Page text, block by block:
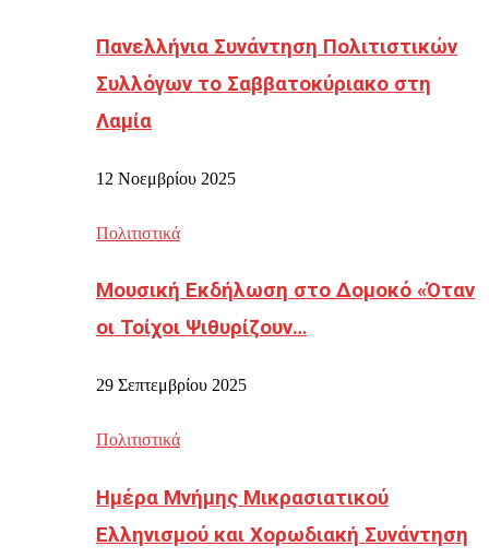
Πανελλήνια Συνάντηση Πολιτιστικών
Συλλόγων το Σαββατοκύριακο στη
Λαμία
12 Νοεμβρίου 2025
Πολιτιστικά
Μουσική Εκδήλωση στο Δομοκό «Όταν
οι Τοίχοι Ψιθυρίζουν…
29 Σεπτεμβρίου 2025
Πολιτιστικά
Ημέρα Μνήμης Μικρασιατικού
Ελληνισμού και Χορωδιακή Συνάντηση